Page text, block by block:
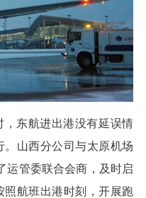
，东航进出港没有延误情
山西分公司与太原机场
运管委联合会商，及时启
航班出港时刻，开展跑